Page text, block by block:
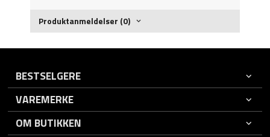
Produktanmeldelser (0)
BESTSELGERE
VAREMERKE
OM BUTIKKEN